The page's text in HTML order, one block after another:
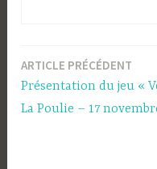
Navigation
ARTICLE PRÉCÉDENT
Présentation du jeu «
La Poulie – 17